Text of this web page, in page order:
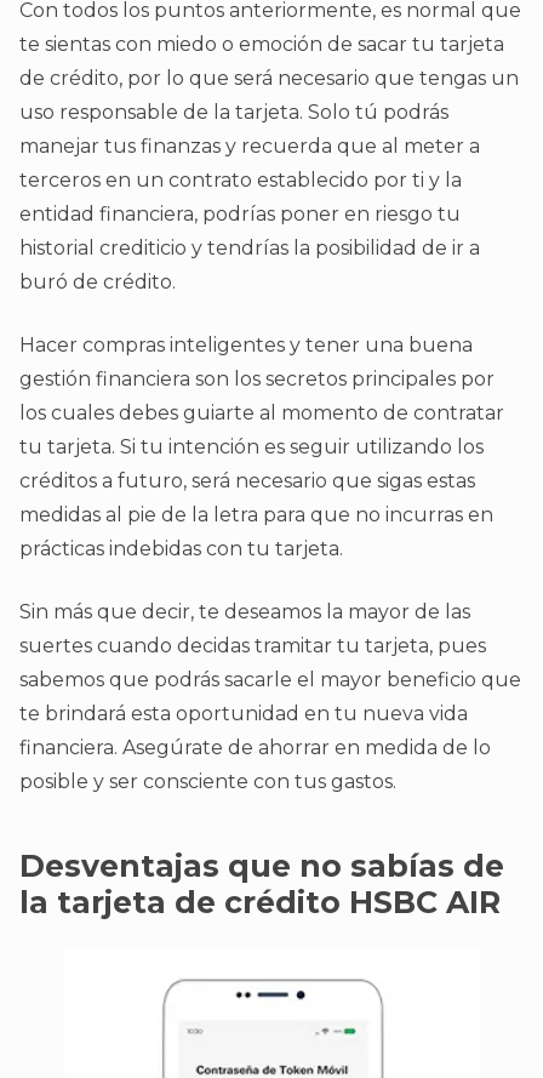
Con todos los puntos anteriormente, es normal que
te sientas con miedo o emoción de sacar tu tarjeta
de crédito, por lo que será necesario que tengas un
uso responsable de la tarjeta. Solo tú podrás
manejar tus finanzas y recuerda que al meter a
terceros en un contrato establecido por ti y la
entidad financiera, podrías poner en riesgo tu
historial crediticio y tendrías la posibilidad de ir a
buró de crédito.
Hacer compras inteligentes y tener una buena
gestión financiera son los secretos principales por
los cuales debes guiarte al momento de contratar
tu tarjeta. Si tu intención es seguir utilizando los
créditos a futuro, será necesario que sigas estas
medidas al pie de la letra para que no incurras en
prácticas indebidas con tu tarjeta.
Sin más que decir, te deseamos la mayor de las
suertes cuando decidas tramitar tu tarjeta, pues
sabemos que podrás sacarle el mayor beneficio que
te brindará esta oportunidad en tu nueva vida
financiera. Asegúrate de ahorrar en medida de lo
posible y ser consciente con tus gastos.
Desventajas que no sabías de
la tarjeta de crédito HSBC AIR